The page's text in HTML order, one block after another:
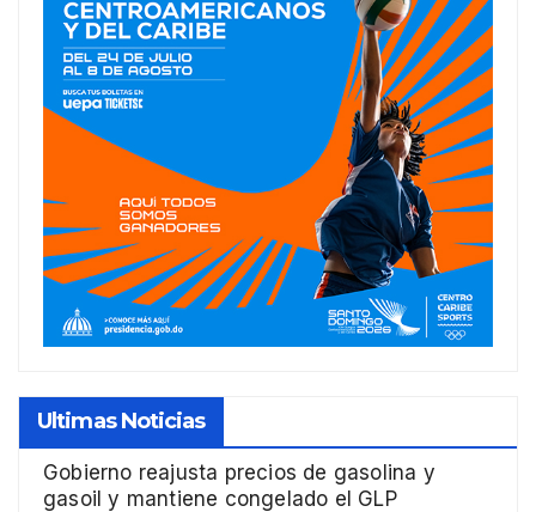
Ultimas Noticias
Gobierno reajusta precios de gasolina y
gasoil y mantiene congelado el GLP